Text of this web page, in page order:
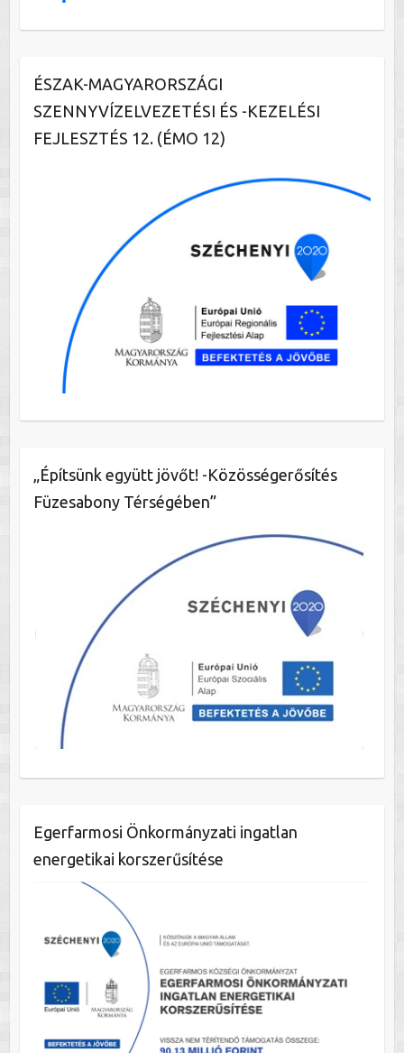
ÉSZAK-MAGYARORSZÁGI
SZENNYVÍZELVEZETÉSI ÉS -KEZELÉSI
FEJLESZTÉS 12. (ÉMO 12)
„Építsünk együtt jövőt! -Közösségerősítés
Füzesabony Térségében”
Egerfarmosi Önkormányzati ingatlan
energetikai korszerűsítése